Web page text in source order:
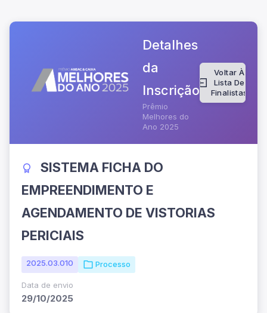
Detalhes
da
Inscrição
Prêmio
Melhores do
Ano 2025
Voltar À
Lista De
Finalistas
SISTEMA FICHA DO
EMPREENDIMENTO E
AGENDAMENTO DE VISTORIAS
PERICIAIS
2025.03.010 Processo
Data de envio
29/10/2025